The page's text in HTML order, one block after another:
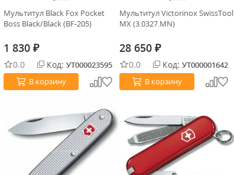
Мультитул Black Fox Pocket
Boss Black/Black (BF-205)
1 830 ₽
0.0 Код: УТ000023595
В корзину
Мультитул Victorinox SwissTool
MX (3.0327.MN)
28 650 ₽
0.0 Код: УТ000001642
В корзину